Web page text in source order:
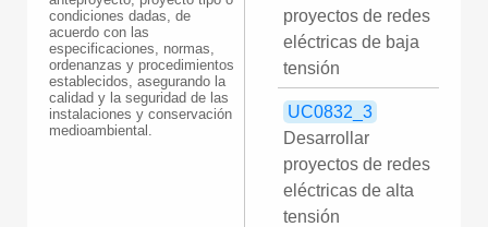
condiciones dadas, de
acuerdo con las
especificaciones, normas,
ordenanzas y procedimientos
establecidos, asegurando la
calidad y la seguridad de las
instalaciones y conservación
medioambiental.
proyectos de redes
eléctricas de baja
tensión
UC0832_3
Desarrollar
proyectos de redes
eléctricas de alta
tensión